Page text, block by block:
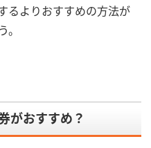
るよりおすすめの方法が
がおすすめ？